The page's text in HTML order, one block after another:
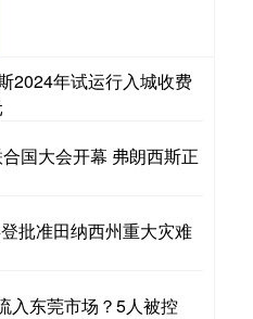
2024年试运行入城收费
国大会开幕 弗朗西斯正
批准田纳西州重大灾难
入东莞市场？5人被控